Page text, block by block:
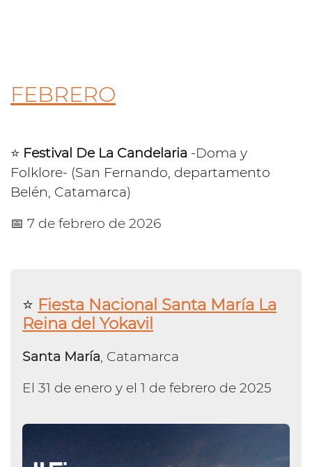
FEBRERO
⭐️ Festival De La Candelaria -Doma y
Folklore- (San Fernando, departamento
Belén, Catamarca)
📅 7 de febrero de 2026
⭐️ Fiesta Nacional Santa María La
Reina del Yokavil
Santa María, Catamarca
El 31 de enero y el 1 de febrero de 2025